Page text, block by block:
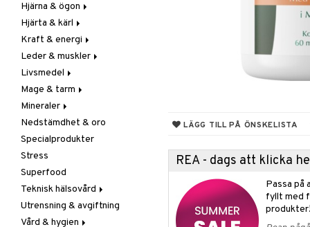
LÄGG TILL PÅ ÖNSKELISTA
REA - dags att klicka
Passa på
fyllt med
produkter!
Övriga
Sex & lust
Skelett
Urinvägar
Prostata
Sex & lust
Förebyggande &
lindrande
Hostdämpande
Öron, näsa & hals
Övriga
Virushämmande
Vitlök
Hår
Kosttillskott
Sol & pigment
Hjärna & ögon
Fettsyror
Minne
Ögon
Hjärta & kärl
Ginkgo biloba
Kärlstärkande
Kolesterolsänkande
Marina fettsyror
Veg fettsyror
Kraft & energi
Ginseng
Övriga
Prestation
Q-10
Rosenrot
Schizandra
Leder & muskler
Kosttillskott
Utvärtes
Livsmedel
Bars
Choklad
Diverse
Drycker
Förvaring
Frukt, frö & nötter
Groddning
Kokos
Kryddor & buljong
Mage & tarm
Drycker
Fibrer
Matsmältning
Syrareglerande
Tarm
Utrensning
Mineraler
Järn
Kalcium
Krom
Magnesium
Multimineraler
Övriga
Selen
Nedstämdhet & oro
Specialprodukter
Stress
Superfood
Teknisk hälsovård
Ljusterapi
Luftfuktare
Utrensning & avgiftning
Vård & hygien